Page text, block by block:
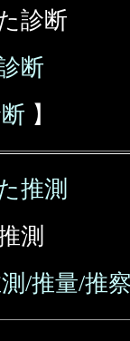
診断
断
】
推測
測
/推量/推察